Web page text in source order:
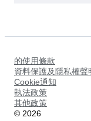
的使用條款
資料保護及隱私權聲
Cookie通知
執法政策
其他政策
© 2026